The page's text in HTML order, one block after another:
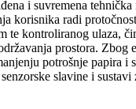
i suvremena tehnička
korisnika radi
te kontroliranog ulaza,
prostora. Zbog
potrošnje papira i
slavine i sustavi